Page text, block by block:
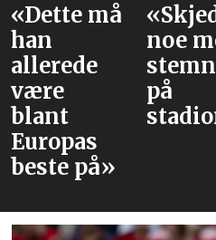
må
på»
«Skjedde
noe med
stemningen
stadion»